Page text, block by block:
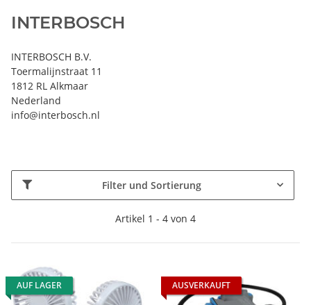
INTERBOSCH
INTERBOSCH B.V.
Toermalijnstraat 11
1812 RL Alkmaar
Nederland
info@interbosch.nl
Filter und Sortierung
Artikel 1 - 4 von 4
AUF LAGER AUSVERKAUFT